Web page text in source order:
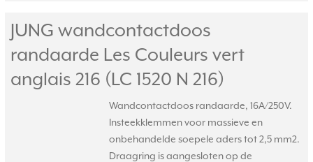
JUNG wandcontactdoos
randaarde Les Couleurs vert
anglais 216 (LC 1520 N 216)
Wandcontactdoos randaarde, 16A/250V.
Insteekklemmen voor massieve en
onbehandelde soepele aders tot 2,5 mm2.
Draagring is aangesloten op de